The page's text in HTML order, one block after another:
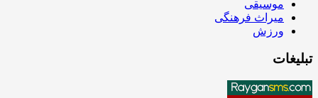
موسیقی
میراث فرهنگی
ورزش
تبلیغات